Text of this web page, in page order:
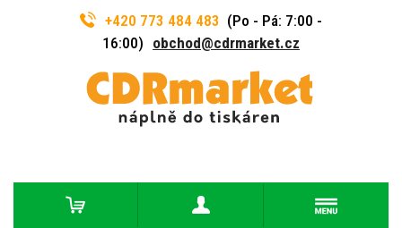
+420 773 484 483 (Po - Pá: 7:00 -
16:00) obchod@cdrmarket.cz